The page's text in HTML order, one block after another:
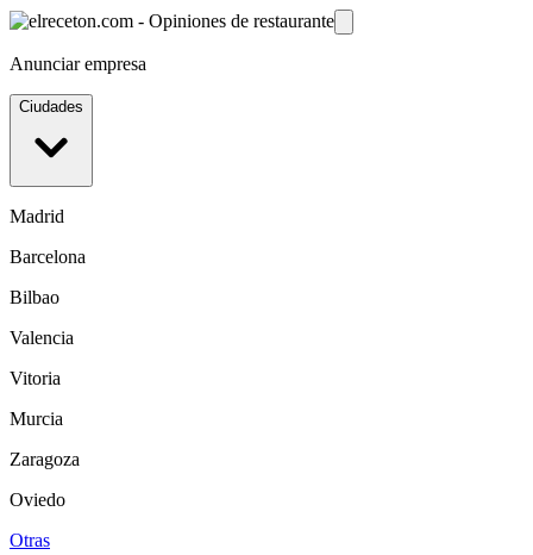
Anunciar empresa
Ciudades
Madrid
Barcelona
Bilbao
Valencia
Vitoria
Murcia
Zaragoza
Oviedo
Otras